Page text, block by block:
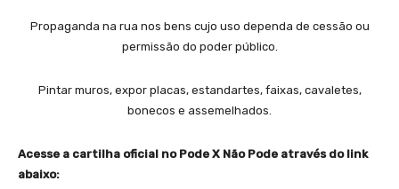
Propaganda na rua nos bens cujo uso dependa de cessão ou
permissão do poder público.
Pintar muros, expor placas, estandartes, faixas, cavaletes,
bonecos e assemelhados.
Acesse a cartilha oficial no Pode X Não Pode através do link
abaixo: